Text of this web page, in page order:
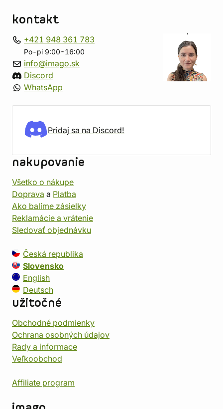
kontakt
+421 948 361 783
Po-pi 9:00-16:00
info@imago.sk
Discord
WhatsApp
Pridaj sa na Discord!
nakupovanie
Všetko o nákupe
Doprava a Platba
Ako balíme zásielky
Reklamácie a vrátenie
Sledovať objednávku
Česká republika
Slovensko
English
Deutsch
užitočné
Obchodné podmienky
Ochrana osobných údajov
Rady a informace
Veľkoobchod
Affiliate program